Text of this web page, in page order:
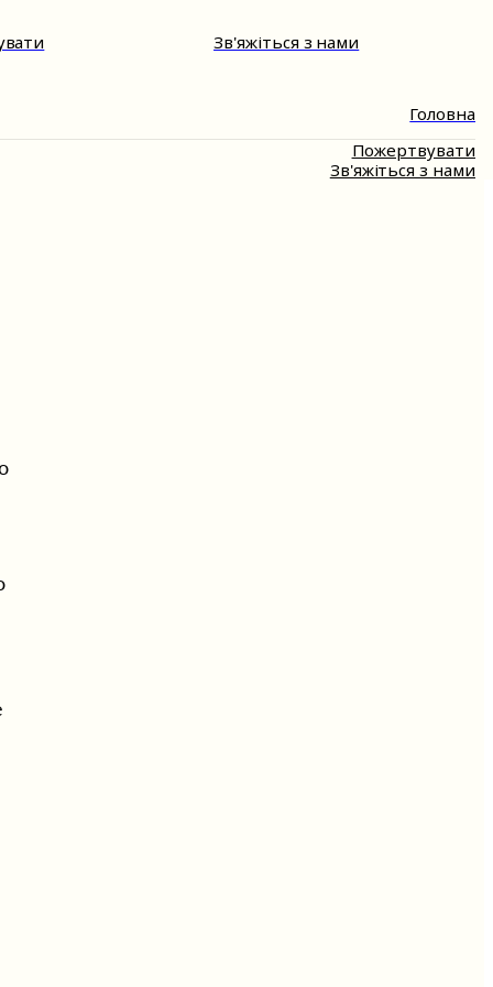
Головна
Пожертвувати
Зв'яжіться з нами
Зв'яжіться з нами